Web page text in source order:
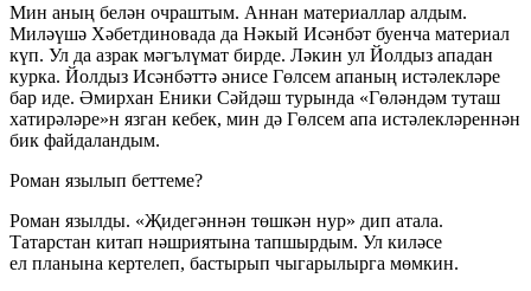
Мин аның белән очраштым. Аннан материаллар алдым.
Миләүшә Хәбетдиновада да Нәкый Исәнбәт буенча материал
күп. Ул да азрак мәгълүмат бирде. Ләкин ул Йолдыз ападан
курка. Йолдыз Исәнбәттә әнисе Гөлсем апаның истәлекләре
бар иде. Әмирхан Еники Сәйдәш турында «Гөләндәм туташ
хатирәләре»н язган кебек, мин дә Гөлсем апа истәлекләреннән
бик файдаландым.
Роман язылып беттеме?
Роман язылды. «Җидегәннән төшкән нур» дип атала.
Татарстан китап нәшриятына тапшырдым. Ул киләсе
ел планына кертелеп, бастырып чыгарылырга мөмкин.